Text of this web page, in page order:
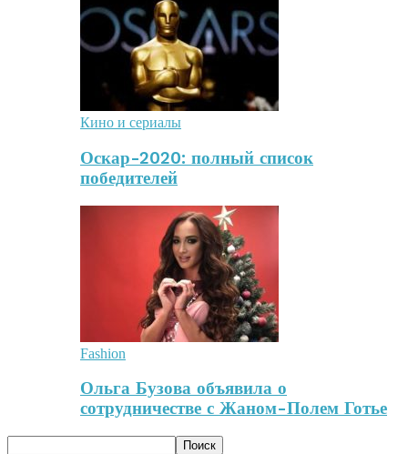
Кино и сериалы
Оскар-2020: полный список
победителей
Fashion
Ольга Бузова объявила о
сотрудничестве с Жаном-Полем Готье